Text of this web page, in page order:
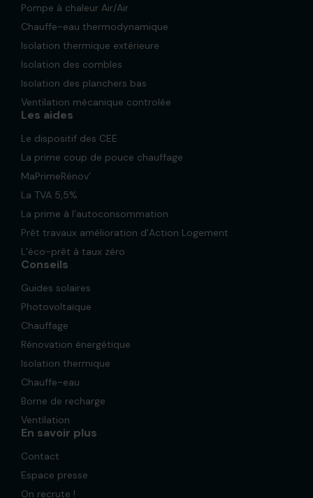
Pompe à chaleur Air/Air
Chauffe-eau thermodynamique
Isolation thermique extérieure
Isolation des combles
Isolation des planchers bas
Ventilation mécanique controlée
Les aides
Le dispositif des CEE
La prime coup de pouce chauffage
MaPrimeRénov’
La TVA 5,5%
La prime à l’autoconsommation
Prêt travaux amélioration d’Action Logement
L’éco-prêt à taux zéro
Conseils
Guides solaires
Photovoltaïque
Chauffage
Rénovation énergétique
Isolation thermique
Chauffe-eau
Borne de recharge
Ventilation
En savoir plus
Contact
Espace presse
On recrute !